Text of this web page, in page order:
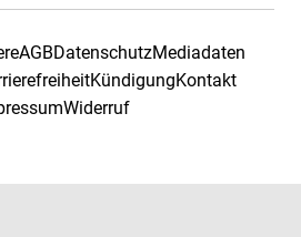
AGBDatenschutzMediadaten
KündigungKontakt
Widerruf